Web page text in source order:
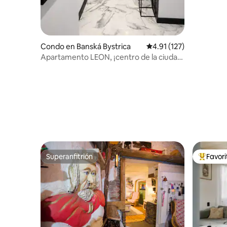
Condo en Banská Bystrica Calificación promedio:
4.91 (127)
Apartamento LEON, ¡centro de la ciudad
Superanfitrión
Superanfitrión